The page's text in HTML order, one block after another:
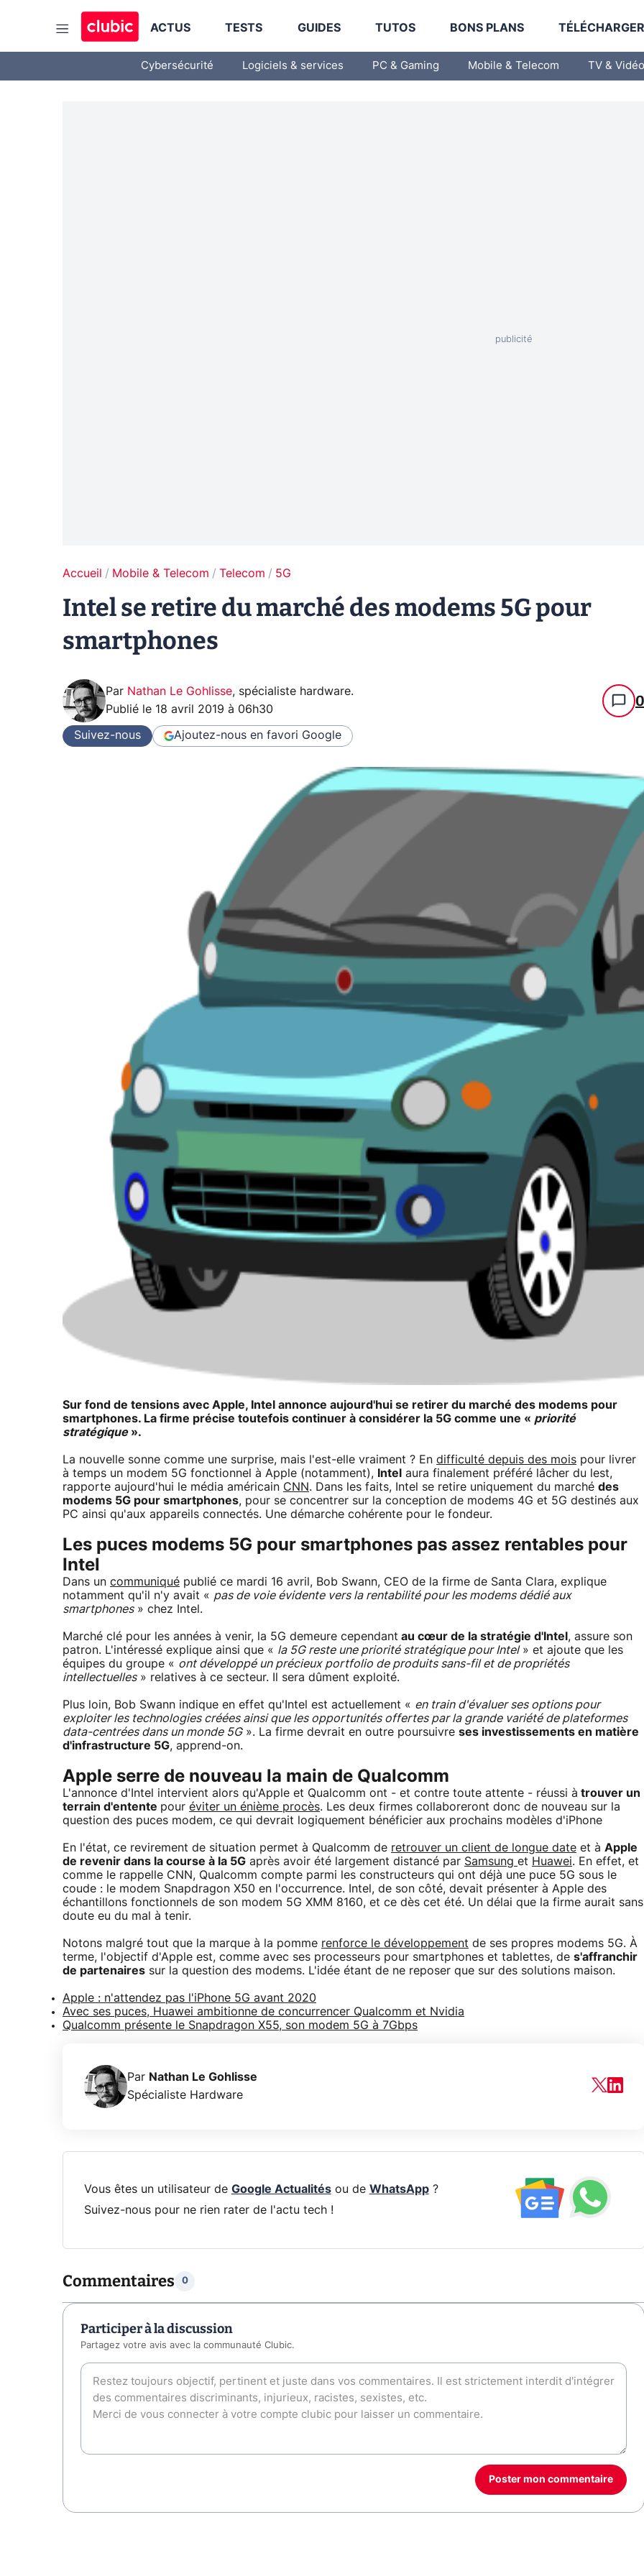
ACTUS TESTS GUIDES TUTOS BONS PLANS
Cybersécurité Logiciels & services PC & Gaming Mobile & Telecom TV & Vidéo
Accueil Mobile & Telecom Telecom 5G
Intel se retire du marché des modems 5G pour
smartphones
Par Nathan Le Gohlisse, spécialiste hardware.
Publié le 18 avril 2019 à 06h30 0
Suivez-nous Ajoutez-nous en favori Google
Sur fond de tensions avec Apple, Intel annonce aujourd'hui se retirer du marché des modems pour
smartphones. La firme précise toutefois continuer à considérer la 5G comme une « priorité
stratégique».
La nouvelle sonne comme une surprise, mais l'est-elle vraiment ? En difficulté depuis des mois pour livrer
à temps un modem 5G fonctionnel à Apple (notamment),
Intel
aura finalement préféré lâcher du lest,
rapporte aujourd'hui le média américain CNN. Dans les faits, Intel se retire uniquement du marché des
modems 5G pour smartphones, pour se concentrer sur la conception de modems 4G et 5G destinés aux
PC ainsi qu'aux appareils connectés. Une démarche cohérente pour le fondeur.
Les puces modems 5G pour smartphones pas assez rentables pour
Intel
Dans un communiqué publié ce mardi 16 avril, Bob Swann, CEO de la firme de Santa Clara, explique
notamment qu'il n'y avait « pas de voie évidente vers la rentabilité pour les modems dédié aux
smartphones» chez Intel.
Marché clé pour les années à venir, la 5G demeure cependant au cœur de la stratégie d'Intel , assure son
patron. L'intéressé explique ainsi que « la 5G reste une priorité stratégique pour Intel» et ajoute que les
équipes du groupe « ont développé un précieux portfolio de produits sans-fil et de propriétés
intellectuelles» relatives à ce secteur. Il sera dûment exploité.
Plus loin, Bob Swann indique en effet qu'Intel est actuellement « en train d'évaluer ses options pour
exploiter les technologies créées ainsi que les opportunités offertes par la grande variété de plateformes
data-centrées dans un monde 5G». La firme devrait en outre poursuivre ses investissements en matière
d'infrastructure 5G, apprend-on.
Apple serre de nouveau la main de Qualcomm
L'annonce d'Intel intervient alors qu'Apple et Qualcomm ont - et contre toute attente - réussi à trouver un
terrain d'entente pour éviter un énième procès. Les deux firmes collaboreront donc de nouveau sur la
question des puces modem, ce qui devrait logiquement bénéficier aux prochains modèles d'iPhone
En l'état, ce revirement de situation permet à Qualcomm de retrouver un client de longue date et à Apple
de revenir dans la course à la 5G après avoir été largement distancé par Samsung et Huawei. En effet, et
comme le rappelle CNN, Qualcomm compte parmi les constructeurs qui ont déjà une puce 5G sous le
coude : le modem Snapdragon X50 en l'occurrence. Intel, de son côté, devait présenter à Apple des
échantillons fonctionnels de son modem 5G XMM 8160, et ce dès cet été. Un délai que la firme aurait sans
doute eu du mal à tenir.
Notons malgré tout que la marque à la pomme renforce le développement de ses propres modems 5G. À
terme, l'objectif d'Apple est, comme avec ses processeurs pour smartphones et tablettes, de s'affranchir
de partenaires sur la question des modems. L'idée étant de ne reposer que sur des solutions maison.
Apple : n'attendez pas l'iPhone 5G avant 2020
Avec ses puces, Huawei ambitionne de concurrencer Qualcomm et Nvidia
Qualcomm présente le Snapdragon X55, son modem 5G à 7Gbps
Par Nathan Le Gohlisse
Spécialiste Hardware
Vous êtes un utilisateur de Google Actualitésou de WhatsApp?
Suivez-nous pour ne rien rater de l'actu tech !
Commentaires 0
Participer à la discussion
Partagez votre avis avec la communauté Clubic.
Poster mon commentaire